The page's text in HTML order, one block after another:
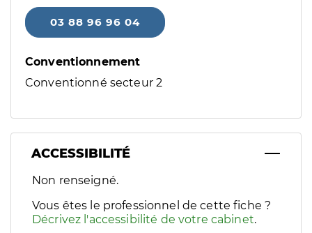
03 88 96 96 04
Conventionnement
Conventionné secteur 2
ACCESSIBILITÉ
Filtres
Sélectionnez un ou plusieurs handicaps/besoins
Non renseigné.
Vous êtes le professionnel de cette fiche ?
Décrivez l'accessibilité de votre cabinet.